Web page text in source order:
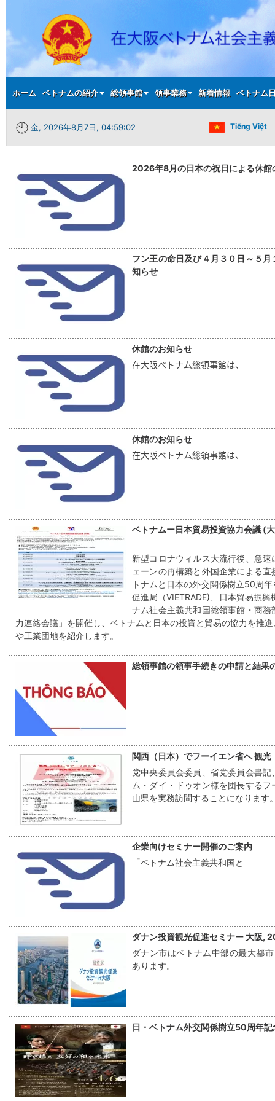
Main menu
ホーム ベトナムの紹介 総領事館 領事業務 新着情報 ベトナム
金, 2026年8月7日, 04:59:02 Tiếng Việt
2026年8月の日本の祝日による休館
フン王の命日及び４月３０日～５
知らせ
休館のお知らせ
在大阪ベトナム総領事館は、
休館のお知らせ
在大阪ベトナム総領事館は、
ベトナムー日本貿易投資協力会議 (
新型コロナウィルス大流行後、急
ェーンの再構築と外国企業による
トナムと日本の外交関係樹立50周
促進局（VIETRADE)、日本貿易振
ナム社会主義共和国総領事館・商
力連絡会議」を開催し、ベトナムと日本の投資と貿易の協力を推
や工業団地を紹介します。
総領事館の領事手続きの申請と結果
関西（日本）でフーイエン省へ 観光
党中央委員会委員、省党委員会書
ム・ダイ・ドゥオン様を団長する
山県を実務訪問することになります
企業向けセミナー開催のご案内
「ベトナム社会主義共和国と
ダナン投資観光促進セミナー 大阪,
ダナン市はベトナム中部の最大都
あります。
日・ベトナム外交関係樹立50周年